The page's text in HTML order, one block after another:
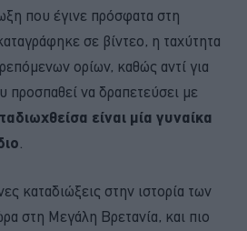
που έγινε πρόσφατα στη
σε βίντεο, η ταχύτητα
ορίων, καθώς αντί για
προσπαθεί να δραπετεύσει με
είναι μία γυναίκα
καταδιώξεις στην ιστορία των
στη Μεγάλη Βρετανία, και πιο